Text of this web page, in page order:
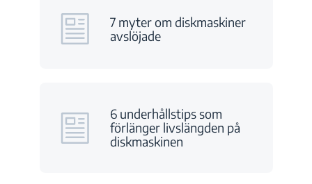
7 myter om diskmaskiner
avslöjade
6 underhållstips som
förlänger livslängden på
diskmaskinen